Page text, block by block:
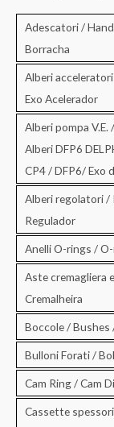
Adescatori /
Borracha
Alberi
Exo Acelerador
Alberi pompa
Alberi DFP6
CP4 / DFP6/ Exo
Alberi regolatori /
Regulador
Anelli O-rings /
Aste cremagliera
Cremalheira
Boccole / Bushes
Bulloni Forati /
Cam Ring / Cam
Cassette